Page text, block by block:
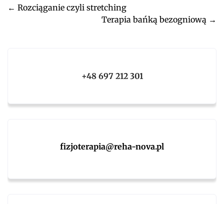
Post
← Rozciąganie czyli stretching
Terapia bańką bezogniową →
+48 697 212 301
fizjoterapia@reha-nova.pl